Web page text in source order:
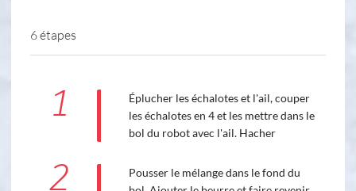
6 étapes
1
Éplucher les échalotes et l'ail, couper
les échalotes en 4 et les mettre dans le
bol du robot avec l'ail. Hacher
2
Pousser le mélange dans le fond du